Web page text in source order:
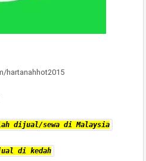
hartanahhot2015
dijual/sewa di Malaysia
di kedah